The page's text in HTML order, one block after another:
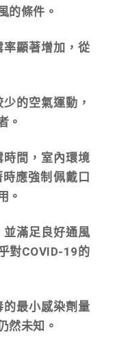
的條件。
顯著增加，從
的空氣運動，
。
間，室內環境
應強制佩戴口
。
滿足良好通風
對COVID-19的
最小感染劑量
然未知。